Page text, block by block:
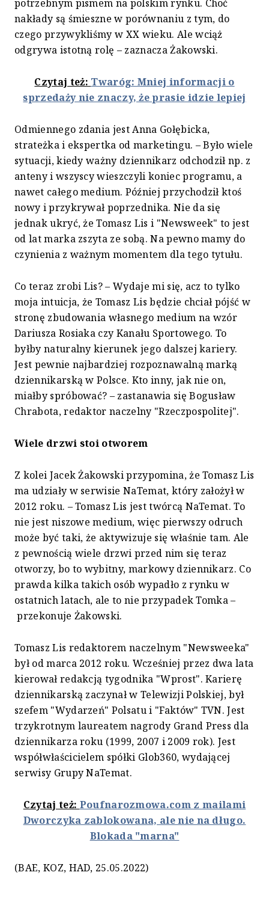
potrzebnym pismem na polskim rynku. Choć
nakłady są śmieszne w porównaniu z tym, do
czego przywykliśmy w XX wieku. Ale wciąż
odgrywa istotną rolę – zaznacza Żakowski.
Czytaj też: Twaróg: Mniej informacji o
sprzedaży nie znaczy, że prasie idzie lepiej
Odmiennego zdania jest Anna Gołębicka,
strateżka i ekspertka od marketingu. – Było wiele
sytuacji, kiedy ważny dziennikarz odchodził np. z
anteny i wszyscy wieszczyli koniec programu, a
nawet całego medium. Później przychodził ktoś
nowy i przykrywał poprzednika. Nie da się
jednak ukryć, że Tomasz Lis i "Newsweek" to jest
od lat marka zszyta ze sobą. Na pewno mamy do
czynienia z ważnym momentem dla tego tytułu.
Co teraz zrobi Lis? – Wydaje mi się, acz to tylko
moja intuicja, że Tomasz Lis będzie chciał pójść w
stronę zbudowania własnego medium na wzór
Dariusza Rosiaka czy Kanału Sportowego. To
byłby naturalny kierunek jego dalszej kariery.
Jest pewnie najbardziej rozpoznawalną marką
dziennikarską w Polsce. Kto inny, jak nie on,
miałby spróbować? – zastanawia się Bogusław
Chrabota, redaktor naczelny "Rzeczpospolitej".
Wiele drzwi stoi otworem
Z kolei Jacek Żakowski przypomina, że Tomasz Lis
ma udziały w serwisie NaTemat, który założył w
2012 roku. – Tomasz Lis jest twórcą NaTemat. To
nie jest niszowe medium, więc pierwszy odruch
może być taki, że aktywizuje się właśnie tam. Ale
z pewnością wiele drzwi przed nim się teraz
otworzy, bo to wybitny, markowy dziennikarz. Co
prawda kilka takich osób wypadło z rynku w
ostatnich latach, ale to nie przypadek Tomka –
przekonuje Żakowski.
Tomasz Lis redaktorem naczelnym "Newsweeka"
był od marca 2012 roku. Wcześniej przez dwa lata
kierował redakcją tygodnika "Wprost". Karierę
dziennikarską zaczynał w Telewizji Polskiej, był
szefem "Wydarzeń" Polsatu i "Faktów" TVN. Jest
trzykrotnym laureatem nagrody Grand Press dla
dziennikarza roku (1999, 2007 i 2009 rok). Jest
współwłaścicielem spółki Glob360, wydającej
serwisy Grupy NaTemat.
Czytaj też: Poufnarozmowa.com z mailami
Dworczyka zablokowana, ale nie na długo.
Blokada "marna"
(BAE, KOZ, HAD, 25.05.2022)